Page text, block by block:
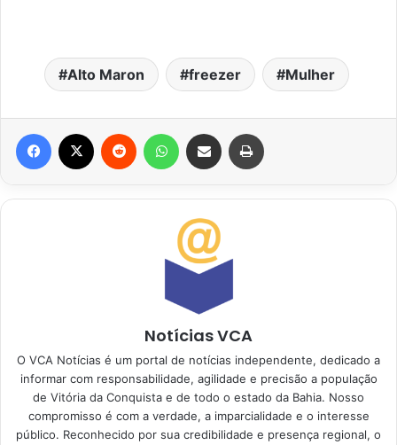
Alto Maron freezer Mulher
Facebook Reddit WhatsAppCompartilhar via e-mail
Notícias VCA
O VCA Notícias é um portal de notícias independente, dedicado a
informar com responsabilidade, agilidade e precisão a população
de Vitória da Conquista e de todo o estado da Bahia. Nosso
compromisso é com a verdade, a imparcialidade e o interesse
público. Reconhecido por sua credibilidade e presença regional, o